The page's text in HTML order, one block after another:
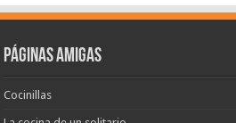
Páginas amigas
Cocinillas